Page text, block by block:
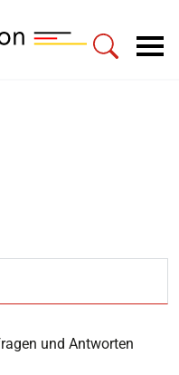
und Antworten